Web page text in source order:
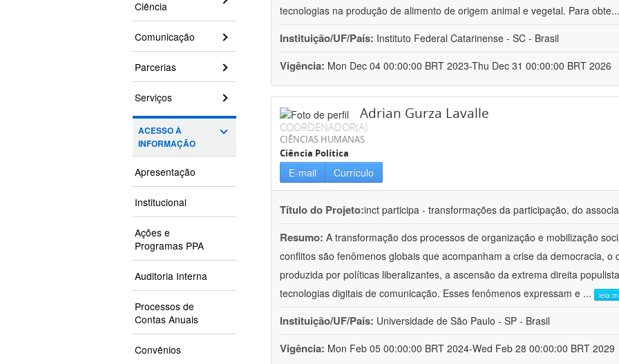
Ciência
Comunicação
Parcerias
Serviços
ACESSO À
INFORMAÇÃO
Apresentação
Institucional
Ações e
Programas PPA
Auditoria Interna
Processos de
Contas Anuais
Convênios
tecnologias na produção de alimento de origem animal e vegetal. Para obte...
Instituição/UF/País: Instituto Federal Catarinense - SC - Brasil
Vigência: Mon Dec 04 00:00:00 BRT 2023-Thu Dec 31 00:00:00 BRT 2026
Adrian Gurza Lavalle
COORDENADOR(A)
CIÊNCIAS HUMANAS
Ciência Política
E-mail Currículo
Título do Projeto:inct participa - transformações da participação, do
Resumo: A transformação dos processos de organização e mobilização
conflitos são fenômenos globais que acompanham a crise da democracia, o
produzida por políticas liberalizantes, a ascensão da extrema direita
tecnologias digitais de comunicação. Esses fenômenos expressam e ... leia
Instituição/UF/País: Universidade de São Paulo - SP - Brasil
Vigência: Mon Feb 05 00:00:00 BRT 2024-Wed Feb 28 00:00:00 BRT 2029